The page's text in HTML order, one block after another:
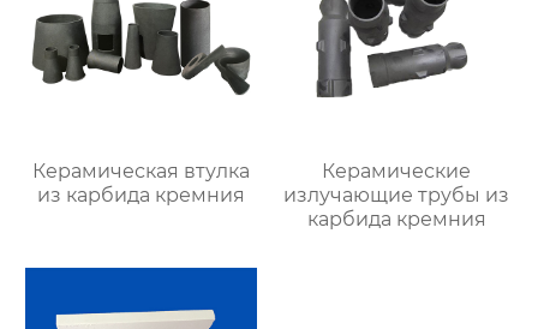
Керамическая втулка
из карбида кремния
Керамические
излучающие трубы из
карбида кремния